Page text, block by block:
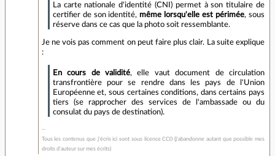
La carte nationale d'identité (CNI) permet à son titulaire de
certifier de son identité, même lorsqu'elle est périmée, sous
réserve dans ce cas que la photo soit ressemblante.
Je ne vois pas comment on peut faire plus clair. La suite explique
:
En cours de validité, elle vaut document de circulation
transfrontière pour se rendre dans les pays de l'Union
Européenne et, sous certaines conditions, dans certains pays
tiers (se rapprocher des services de l'ambassade ou du
consulat du pays de destination).
Tous les contenus que j'écris ici sont sous licence CC0 (j'abandonne autant que possible mes
droits d'auteur sur mes écrits)